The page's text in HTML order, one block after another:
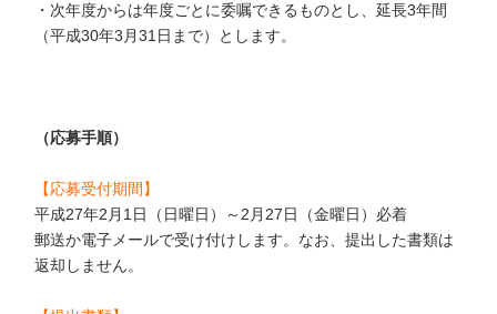
・次年度からは年度ごとに委嘱できるものとし、延長3年間
（平成30年3月31日まで）とします。
（応募手順）
【応募受付期間】
平成27年2月1日（日曜日）～2月27日（金曜日）必着
郵送か電子メールで受け付けします。なお、提出した書類は
返却しません。